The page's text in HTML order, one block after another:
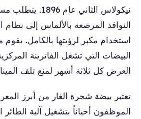
نيكولاس الثاني
النوافذ المرصعة بالألماس إلى نظام
استخدام مكبر لرؤيتها بالكامل.
البيضات التي تشغل الفاترينة
العرض كل ثلاثة أشهر لمنع تلف
تعتبر بيضة شجرة الغار من أبرز
الموظفون أحياناً بتشغيل آلية الطائر